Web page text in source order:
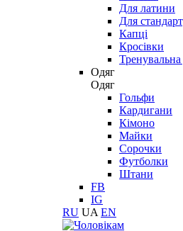
Для латини
Для
Капці
Кросівки
Тренувальна
Одяг
Одяг
Гольфи
Кардигани
Кімоно
Майки
Сорочки
Футболки
Штани
FB
IG
RU UA EN